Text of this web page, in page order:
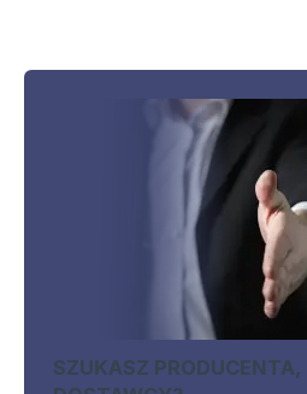
SZUKASZ PRODUCENTA,